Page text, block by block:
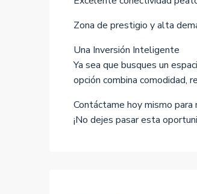
Zona de prestigio y alta
Una Inversión Inteligente
Ya sea que busques un
opción combina comodidad,
Contáctame hoy mismo para
¡No dejes pasar esta